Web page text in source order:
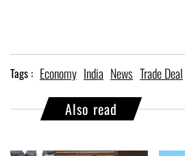
Tags : Economy India News Trade Deal
Also read